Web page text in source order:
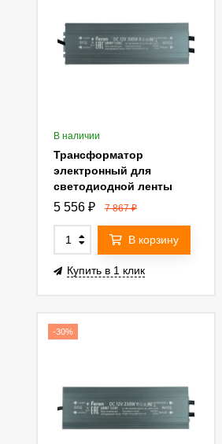
В наличии
Трансформатор
электронный для
светодиодной ленты
Feron LB007 300W 12V
5 556 ₽ 7 867₽
В корзину
Купить в 1 клик
-30%